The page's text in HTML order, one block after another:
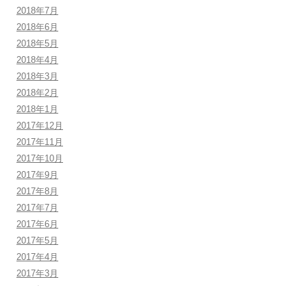
2018年7月
2018年6月
2018年5月
2018年4月
2018年3月
2018年2月
2018年1月
2017年12月
2017年11月
2017年10月
2017年9月
2017年8月
2017年7月
2017年6月
2017年5月
2017年4月
2017年3月